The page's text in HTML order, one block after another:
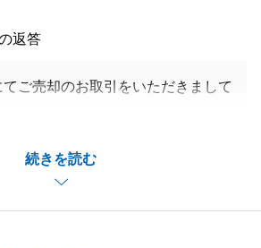
続きを読む
返答
ご売却のお取引をいただきまして
ております。
寄り添ったご対応が出来る様に取り